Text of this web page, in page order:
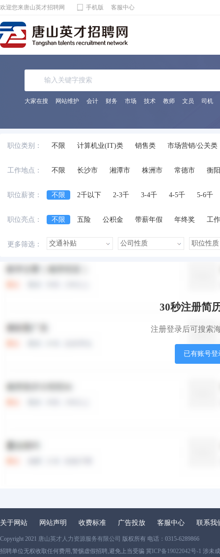
欢迎您来唐山英才招聘网 手机版 客服中心
大家在搜 网站维护 会计 财务 市场 技术 教师 文员 司机
职位类别： 不限 计算机业(IT)类 销售类
市场营销/公关类
化工/制药类
能源动力类
宾馆饭店/餐饮旅游类
法律专业人员类
影视/摄影专业类
编辑/发行类
工作地点： 不限 长沙市 湘潭市 株洲市 常德市 衡
职位薪资： 不限 2千以下 2-3千 3-4千 4-5千 5-6千
职位亮点： 不限 五险 公积金 带薪年假 年终奖
工
更多筛选：
本站职位 盟站职位
30秒注册简
注册登录后可搜索
已有账号登
关于网站 网站声明 收费标准 广告投放 客服中心 联系我
Copyright 2021 唐山英才人力资源服务有限公司 版权所有 电话：0315-6289866
招聘单位无权收取任何费用,警惕虚假招聘,避免上当受骗 冀ICP备19022042号-1 涉未